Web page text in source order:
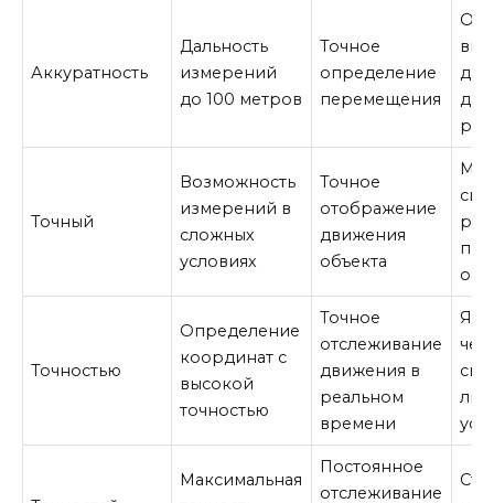
Аккуратность
Дальность
измерений
до 100 метров
Точное
определение
перемещения
Точный
Возможность
измерений в
сложных
условиях
Точное
отображение
движения
объекта
Точностью
Определение
координат с
высокой
точностью
Точное
отслеживание
движения в
реальном
времени
Максимальная
Постоянное
отслеживание